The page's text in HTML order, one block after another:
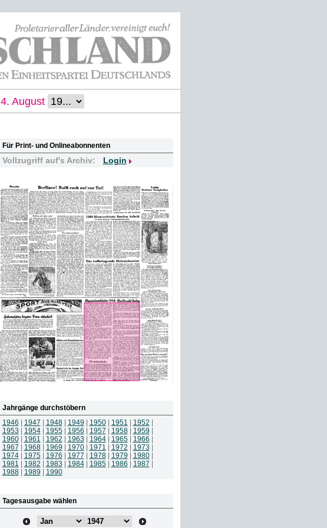
4. August
Für Print- und Onlineabonnenten
Vollzugriff auf's Archiv: Login
Jahrgänge durchstöbern
1946
1947 1948| 1949 1950| 1951 1952
1953
1954| 1955| 1956 1957 1958| 1959
1960| 1961 1962 1963 1964| 1965| 1966
1967
1968| 1969 1970| 1971 1972 1973
1974| 1975| 1976 1977 1978| 1979 1980|
1981
1982 1983 1984| 1985| 1986 1987
1988| 1989 1990
Tagesausgabe wählen